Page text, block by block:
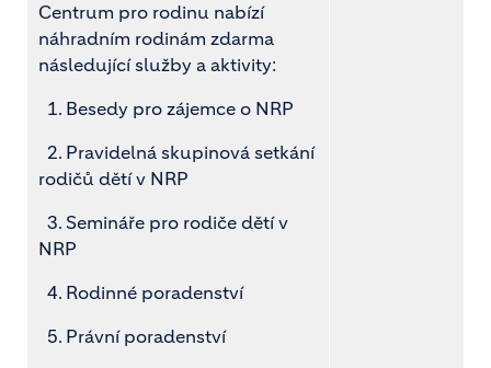
Centrum pro rodinu nabízí
náhradním rodinám zdarma
následující služby a aktivity:
1. Besedy pro zájemce o NRP
2. Pravidelná skupinová setkání
rodičů dětí v NRP
3. Semináře pro rodiče dětí v
NRP
4. Rodinné poradenství
5. Právní poradenství